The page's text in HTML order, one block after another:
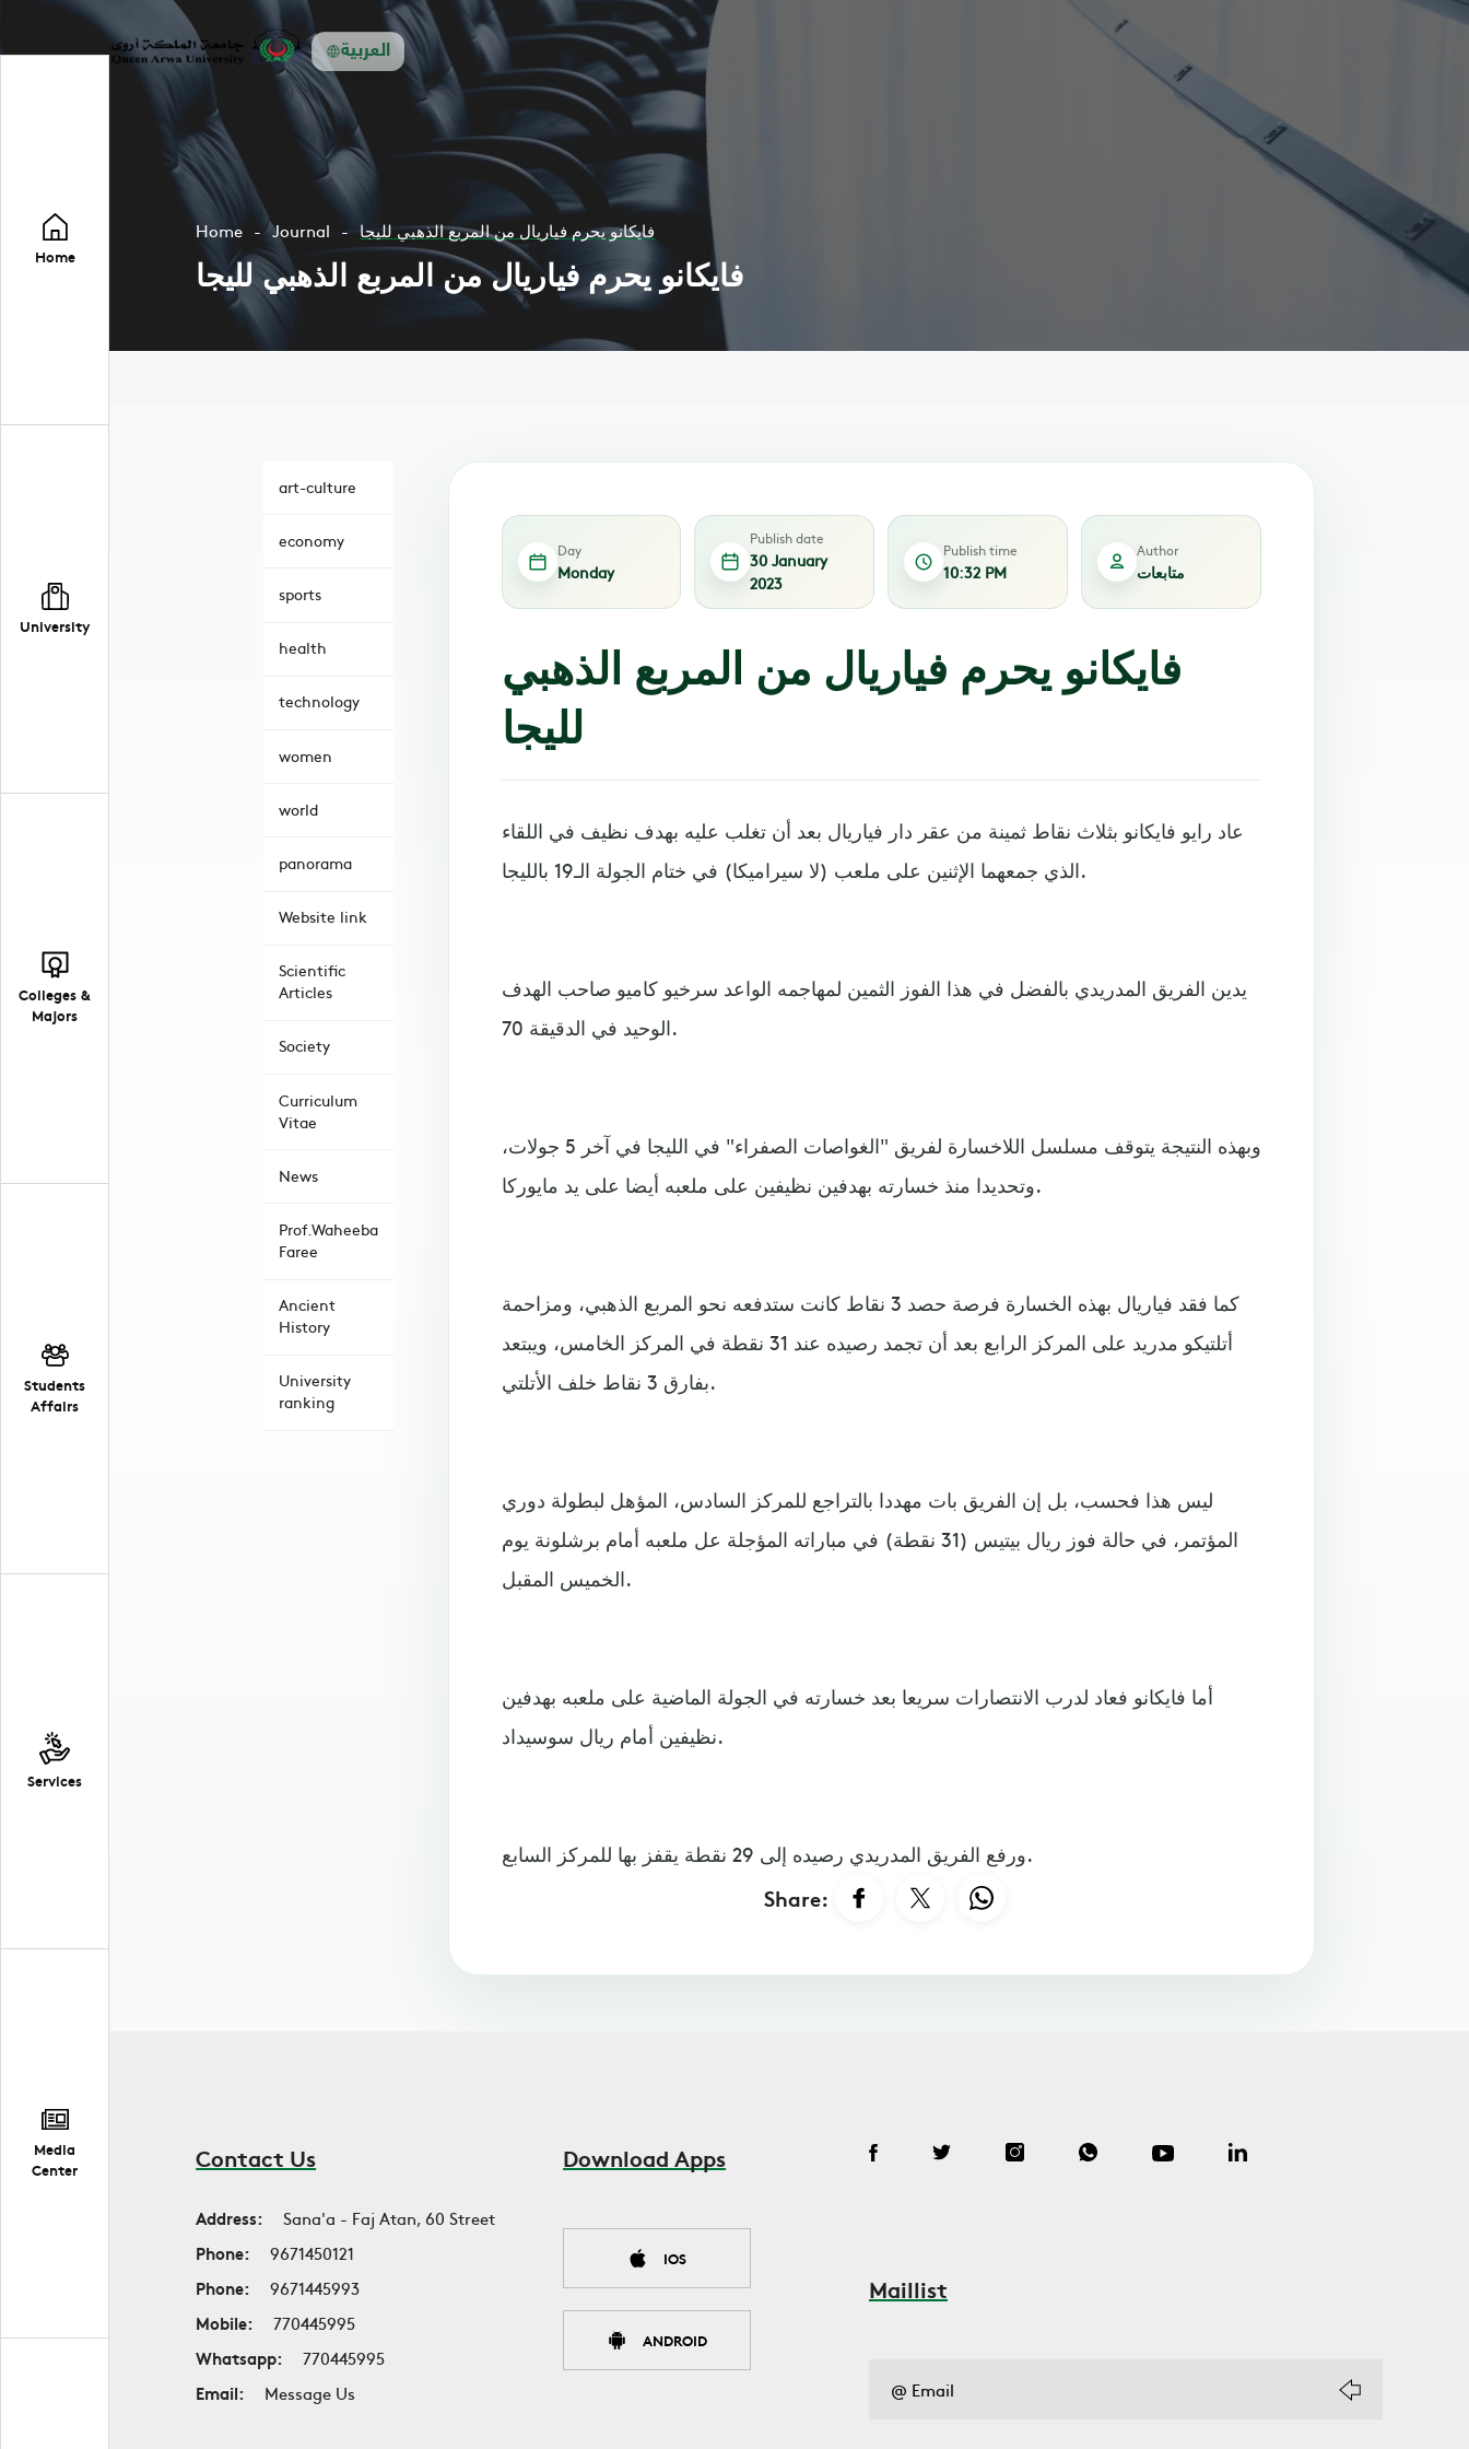
العربية
Home
University
Colleges &
Majors
Students
Affairs
Services
Media
Center
Home Journal فايكانو يحرم فياريال من المربع الذهبي لليجا
فايكانو يحرم فياريال من المربع الذهبي لليجا
art-culture
economy
sports
health
technology
women
world
panorama
Website link
Scientific
Articles
Society
Curriculum
Vitae
News
Prof.Waheeba
Faree
Ancient
History
University
ranking
Day
Monday
Publish date
30 January
2023
Publish time
10:32 PM
Author
متابعات
فايكانو يحرم فياريال من المربع الذهبي
لليجا
عاد رايو فايكانو بثلاث نقاط ثمينة من عقر دار فياريال بعد أن تغلب عليه بهدف نظيف في اللقاء
الذي جمعهما الإثنين على ملعب (لا سيراميكا) في ختام الجولة الـ19 بالليجا.
يدين الفريق المدريدي بالفضل في هذا الفوز الثمين لمهاجمه الواعد سرخيو كاميو صاحب الهدف
الوحيد في الدقيقة 70.
وبهذه النتيجة يتوقف مسلسل اللاخسارة لفريق "الغواصات الصفراء" في الليجا في آخر 5 جولات،
وتحديدا منذ خسارته بهدفين نظيفين على ملعبه أيضا على يد مايوركا.
كما فقد فياريال بهذه الخسارة فرصة حصد 3 نقاط كانت ستدفعه نحو المربع الذهبي، ومزاحمة
أتلتيكو مدريد على المركز الرابع بعد أن تجمد رصيده عند 31 نقطة في المركز الخامس، ويبتعد
بفارق 3 نقاط خلف الأتلتي.
ليس هذا فحسب، بل إن الفريق بات مهددا بالتراجع للمركز السادس، المؤهل لبطولة دوري
المؤتمر، في حالة فوز ريال بيتيس (31 نقطة) في مباراته المؤجلة عل ملعبه أمام برشلونة يوم
الخميس المقبل.
أما فايكانو فعاد لدرب الانتصارات سريعا بعد خسارته في الجولة الماضية على ملعبه بهدفين
نظيفين أمام ريال سوسيداد.
ورفع الفريق المدريدي رصيده إلى 29 نقطة يقفز بها للمركز السابع.
Share:
Contact Us
Address:
Sana'a - Faj Atan, 60 Street
Phone:
9671450121
Phone:
9671445993
Mobile:
770445995
Whatsapp:
770445995
Email:
Message Us
Download Apps
IOS
ANDROID
Maillist